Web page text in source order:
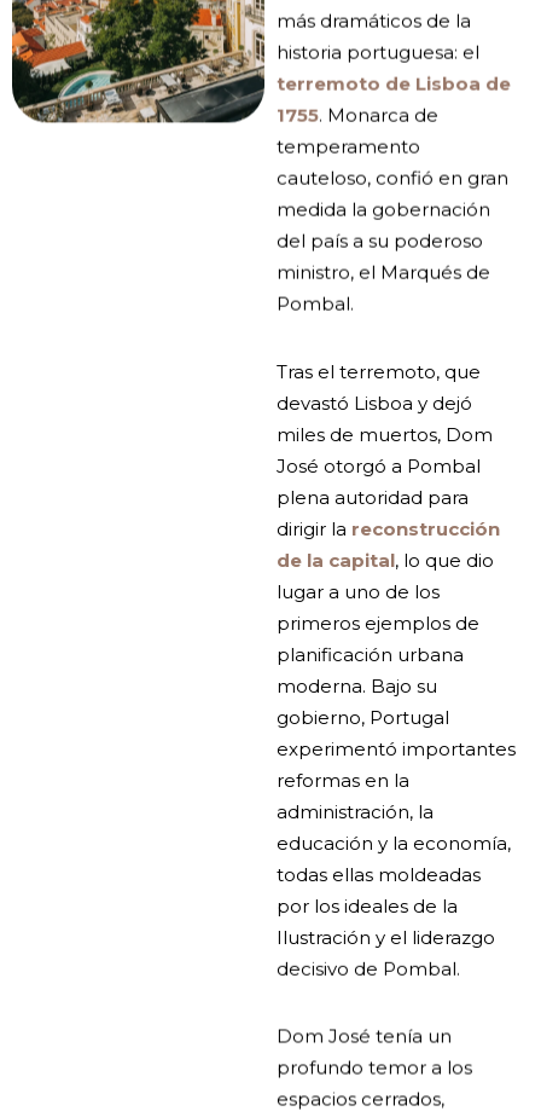
más dramáticos de la
historia portuguesa: el
terremoto de Lisboa de
1755. Monarca de
temperamento
cauteloso, confió en gran
medida la gobernación
del país a su poderoso
ministro, el Marqués de
Pombal.
Tras el terremoto, que
devastó Lisboa y dejó
miles de muertos, Dom
José otorgó a Pombal
plena autoridad para
dirigir la reconstrucción
de la capital, lo que dio
lugar a uno de los
primeros ejemplos de
planificación urbana
moderna. Bajo su
gobierno, Portugal
experimentó importantes
reformas en la
administración, la
educación y la economía,
todas ellas moldeadas
por los ideales de la
Ilustración y el liderazgo
decisivo de Pombal.
Dom José tenía un
profundo temor a los
espacios cerrados,